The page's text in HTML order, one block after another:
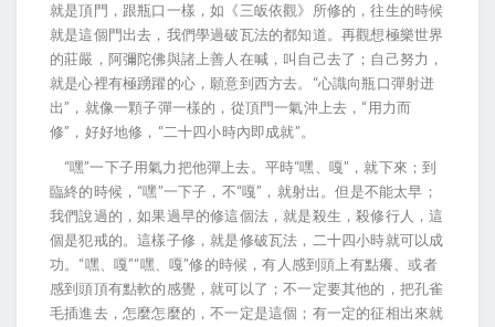
就是頂門，跟瓶口一樣，如《三皈依觀》所修的，往生的時候
就是這個門出去，我們學過破瓦法的都知道。再觀想極樂世界
的莊嚴，阿彌陀佛與諸上善人在喊，叫自己去了；自己努力，
就是心裡有極踴躍的心，願意到西方去。“心識向瓶口彈射迸
出”，就像一顆子彈一樣的，從頂門一氣沖上去，“用力而
修”，好好地修，“二十四小時內即成就”。
“嘿”一下子用氣力把他彈上去。平時“嘿、嘎”，就下來；到
臨終的時候，“嘿”一下子，不“嘎”，就射出。但是不能太早；
我們說過的，如果過早的修這個法，就是殺生，殺修行人，這
個是犯戒的。這樣子修，就是修破瓦法，二十四小時就可以成
功。“嘿、嘎”“嘿、嘎”修的時候，有人感到頭上有點癢、或者
感到頭頂有點軟的感覺，就可以了；不一定要其他的，把孔雀
毛插進去，怎麼怎麼的，不一定是這個；有一定的征相出來就